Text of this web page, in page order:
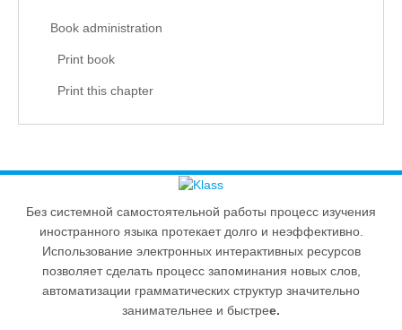
Book administration
Print book
Print this chapter
Без системной самостоятельной работы процесс изучения
иностранного языка протекает долго и неэффективно.
Использование электронных интерактивных ресурсов
позволяет сделать процесс запоминания новых слов,
автоматизации грамматических структур значительно
занимательнее и быстрее.